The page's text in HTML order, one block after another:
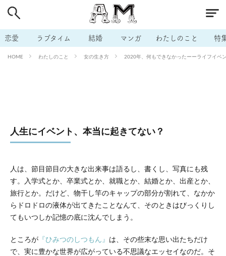
恋愛 ラブタイム 結婚 マンガ わたしのこと 特
HOME わたしのこと 女の生き方 2020年、何もできなかったーーライフイベ
人生にイベント、本当に起きてない？
人は、節目節目の大きな出来事は語るし、書くし、写真にも残
す。入学式とか、卒業式とか、就職とか、結婚とか、出産とか、
旅行とか。だけど、物干し竿のキャップの部分が割れて、なかか
らドロドロの液体が出てきたことなんて、そのときはびっくりし
てもいつしか記憶の底に沈んでしまう。
ところが 『ひみつのしつもん』 は、その些末な思い出たちだけ
で、実に豊かな世界が広がっている不思議なエッセイなのだ。そ
# 男の本音 # セフレ
# 不倫 # 出会う方法 # マッチングアプリ
# ラブグッズ # 体の相性 # イケない